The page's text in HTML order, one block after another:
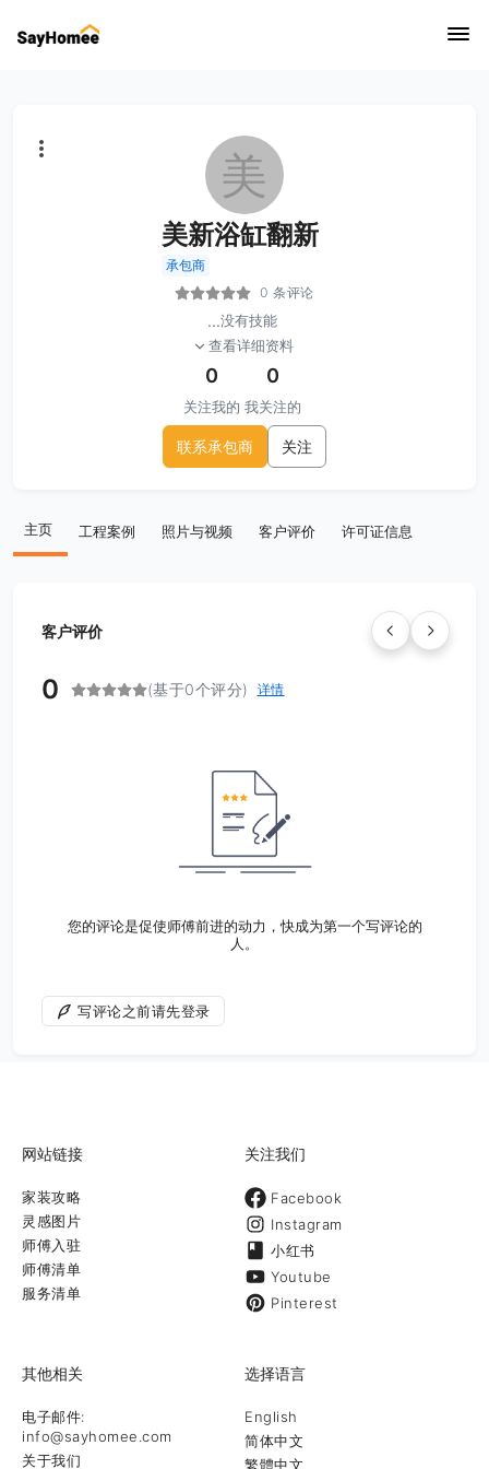
美
美新浴缸翻新
承包商
0 条评论
...没有技能
查看详细资料
0
关注我的
0
我关注的
联系承包商 关注
主页 工程案例 照片与视频 客户评价 许可证信息
客户评价
0 (基于0个评分) 详情
您的评论是促使师傅前进的动力，快成为第一个写评论的
人。
写评论之前请先登录
网站链接
家装攻略
灵感图片
师傅入驻
师傅清单
服务清单
关注我们
Facebook
Instagram
小红书
Youtube
Pinterest
其他相关
电子邮件:
info@sayhomee.com
关于我们
选择语言
English
简体中文
繁體中文